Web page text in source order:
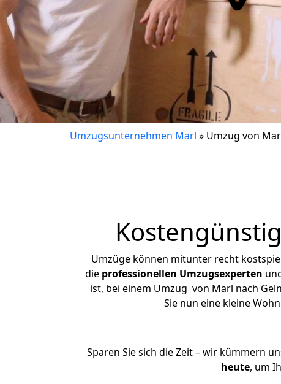
Umzugsunternehmen Marl » Umzug von
Umzüge können mitunter recht
die professionellen Umzugsexperten
ist, bei einem Umzug von Marl nach
Sie nun eine kleine
Sparen Sie sich die Zeit – wir kümmern
heute, um